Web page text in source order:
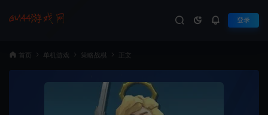
登录
首页 单机游戏 策略战棋 正文